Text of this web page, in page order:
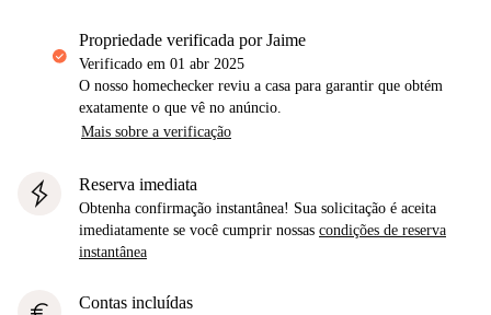
propriedade verificada por Jaime
Verificado em 01 abr 2025
O nosso homechecker reviu a casa para garantir que obtém
exatamente o que vê no anúncio.
Mais sobre a verificação
Reserva imediata
Obtenha confirmação instantânea! Sua solicitação é aceita
imediatamente se você cumprir nossas condições de reserva
instantânea
Contas incluídas